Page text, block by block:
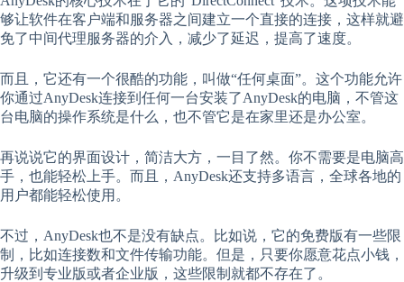
够让软件在客户端和服务器之间建立一个直接的连接，这样就避
免了中间代理服务器的介入，减少了延迟，提高了速度。
而且，它还有一个很酷的功能，叫做“任何桌面”。这个功能允许
你通过AnyDesk连接到任何一台安装了AnyDesk的电脑，不管这
台电脑的操作系统是什么，也不管它是在家里还是办公室。
再说说它的界面设计，简洁大方，一目了然。你不需要是电脑高
手，也能轻松上手。而且，AnyDesk还支持多语言，全球各地的
用户都能轻松使用。
不过，AnyDesk也不是没有缺点。比如说，它的免费版有一些限
制，比如连接数和文件传输功能。但是，只要你愿意花点小钱，
升级到专业版或者企业版，这些限制就都不存在了。